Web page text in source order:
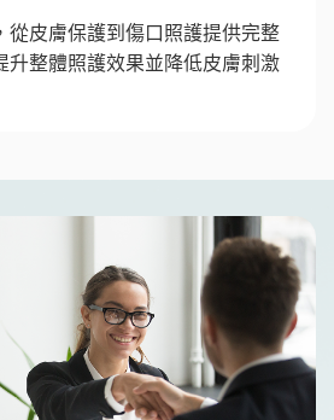
從皮膚保護到傷口照護提供完整
升整體照護效果並降低皮膚刺激